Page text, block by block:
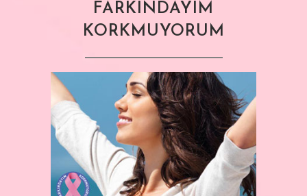
FARKINDAYIM
KORKMUYORUM